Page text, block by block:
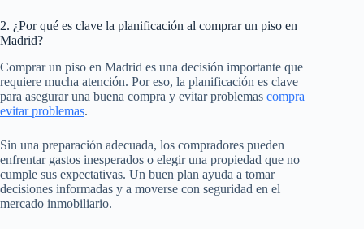
2. ¿Por qué es clave la planificación al comprar un piso en
Madrid?
Comprar un piso en Madrid es una decisión importante que
requiere mucha atención. Por eso, la planificación es clave
para asegurar una buena compra y evitar problemas compra
evitar problemas.
Sin una preparación adecuada, los compradores pueden
enfrentar gastos inesperados o elegir una propiedad que no
cumple sus expectativas. Un buen plan ayuda a tomar
decisiones informadas y a moverse con seguridad en el
mercado inmobiliario.